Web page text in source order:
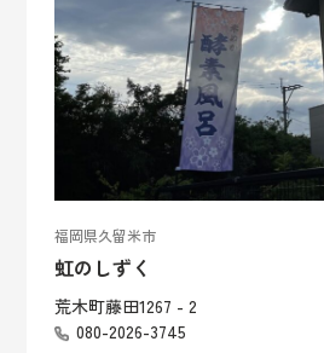
福岡県久留米市
虹のしずく
荒木町藤田1267 - 2
080-2026-3745